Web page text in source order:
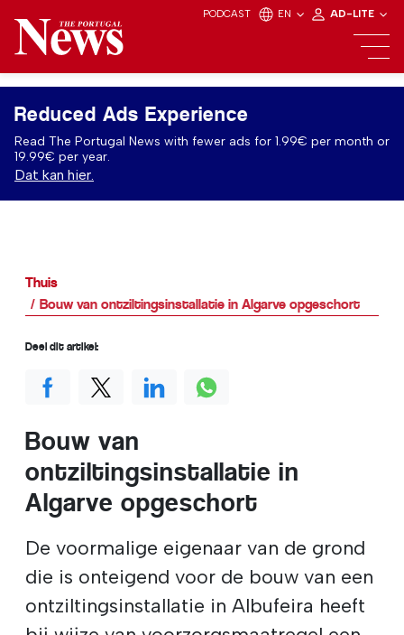
PODCAST EN AD-LITE
Reduced Ads Experience
Read The Portugal News with fewer ads for 1.99€ per month or
19.99€ per year.
Dat kan hier.
Thuis
Bouw van ontziltingsinstallatie in Algarve opgeschort
Bouw van
ontziltingsinstallatie in
Algarve opgeschort
De voormalige eigenaar van de grond
die is onteigend voor de bouw van een
ontziltingsinstallatie in Albufeira heeft
Deel dit artikel: